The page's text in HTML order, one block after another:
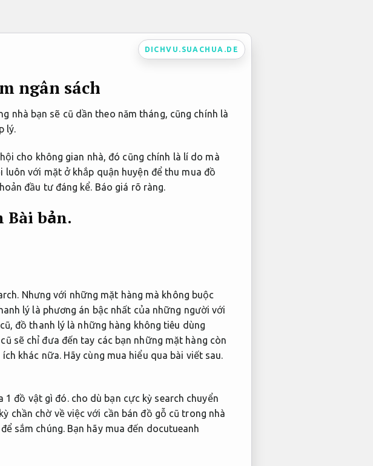
DICHVU.SUACHUA.DE
ngân sách
nhà bạn sẽ cũ dần theo năm tháng, cũng chính là
lý.
cho không gian nhà, đó cũng chính là lí do mà
luôn với mặt ở khắp quận huyện để thu mua đồ
đầu tư đáng kể. Báo giá rõ ràng.
Bài bản.
Nhưng với những mặt hàng mà không buộc
lý là phương án bậc nhất của những người với
đồ thanh lý là những hàng không tiêu dùng
sẽ chỉ đưa đến tay các bạn những mặt hàng còn
khác nữa. Hãy cùng mua hiểu qua bài viết sau.
đồ vật gì đó. cho dù bạn cực kỳ search chuyển
chần chờ về việc với cần bán đồ gỗ cũ trong nhà
sắm chúng. Bạn hãy mua đến docutueanh